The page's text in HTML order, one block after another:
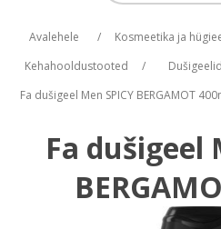
Avalehele / Kosmeetika ja
Kehahooldustooted
/ Dušigeelid
Fa dušigeel Men SPICY BERGAMOT
Fa dušigeel